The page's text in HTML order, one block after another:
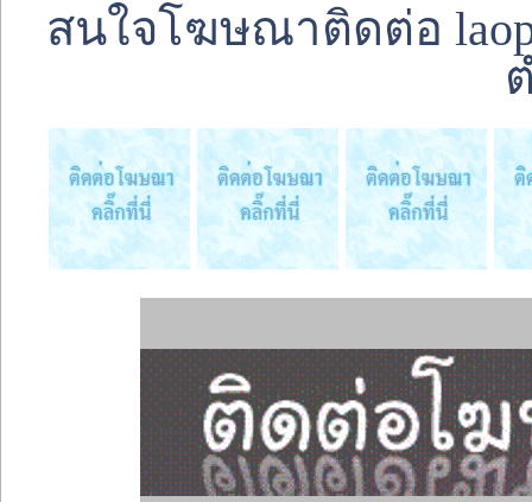
สนใจโฆษณาติดต่อ